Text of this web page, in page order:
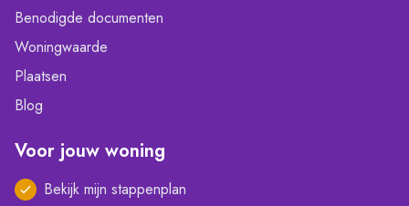
Benodigde documenten
Woningwaarde
Plaatsen
Blog
Voor jouw woning
Bekijk mijn stappenplan